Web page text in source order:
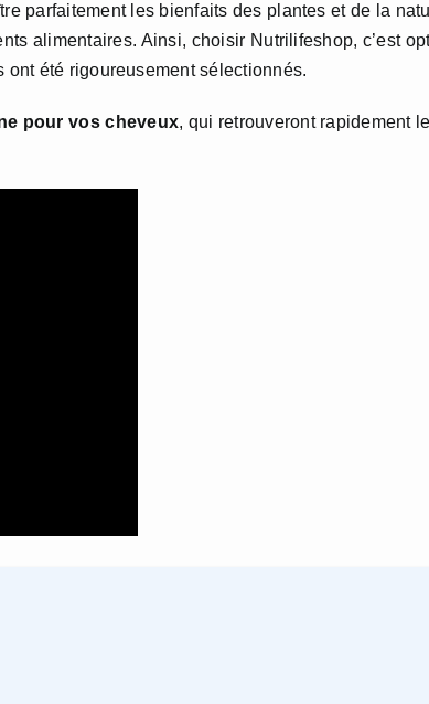
parfaitement les bienfaits des plantes et de la
alimentaires. Ainsi, choisir Nutrilifeshop, c’est
ont été rigoureusement sélectionnés.
pour vos cheveux, qui retrouveront rapidement